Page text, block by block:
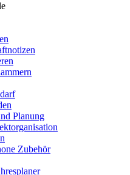
Planung
Zubehör